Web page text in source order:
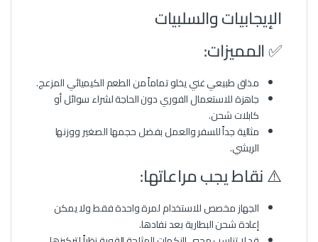
الإيجابيات والسلبيات
✅ المميزات:
مذاق طبيعي غني يخلو تماماً من الطعم الكيميائي المزعج.
جاهزة للاستعمال الفوري دون الحاجة لشراء سوائل أو
كابلات شحن.
مثالية جداً للسفر والعمل بفضل حجمها الصغير ووزنها
الريشي.
⚠️ نقاط يجب مراعاتها:
الجهاز مخصص للاستخدام لمرة واحدة فقط ولا يمكن
إعادة شحن البطارية بعد نفادها.